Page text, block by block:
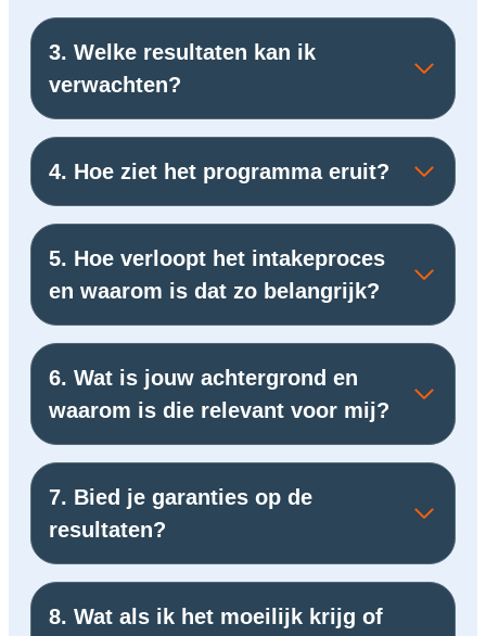
3. Welke resultaten kan ik
verwachten?
4. Hoe ziet het programma eruit?
5. Hoe verloopt het intakeproces
en waarom is dat zo belangrijk?
6. Wat is jouw achtergrond en
waarom is die relevant voor mij?
7. Bied je garanties op de
resultaten?
8. Wat als ik het moeilijk krijg of